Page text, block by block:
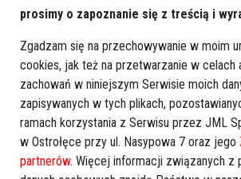
ZSP w Myszyńcu coraz
prosimy o zapoznanie się z treścią i
Zgadzam się na przechowywanie w moim
cookies, jak też na przetwarzanie w celach
zachowań w niniejszym Serwisie moich
zapisywanych w tych plikach,
ramach korzystania z Serwisu przez JML
w Ostrołęce przy ul. Nasypowa 7 oraz jego
partnerów. Więcej informacji związanych z